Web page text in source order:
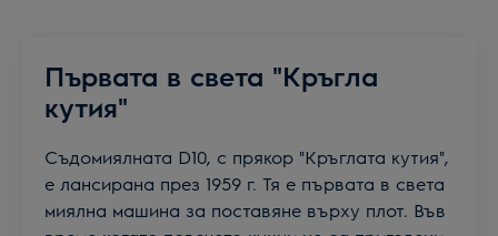
Първaта в света "Кръгла
кутия"
Съдомиялната D10, с прякор "Кръглата кутия",
е лансирана през 1959 г. Тя е първата в света
миялна машина за поставяне върху плот. Във